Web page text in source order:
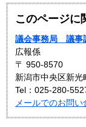
このページに
議会事務局 議事
広報係
〒 950-8570
新潟市中央区新光
Tel：025-280-
メールでのお問